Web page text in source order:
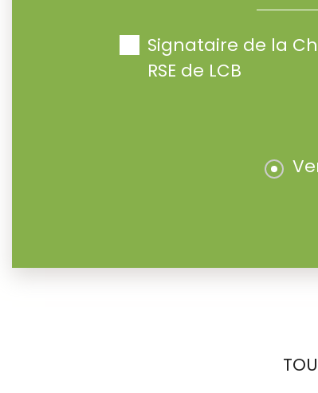
Signataire de la
RSE de LCB